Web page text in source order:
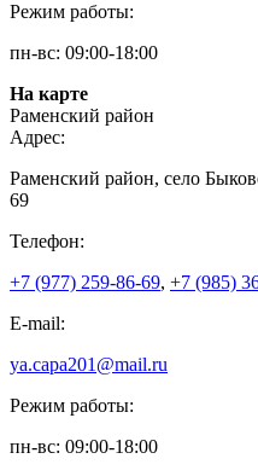
Режим работы:
пн-вс: 09:00-18:00
На карте
Раменский район
Адрес:
Раменский район, село
69
Телефон:
+7 (977) 259-86-69, +7 (985)
E-mail:
ya.capa201@mail.ru
Режим работы:
пн-вс: 09:00-18:00